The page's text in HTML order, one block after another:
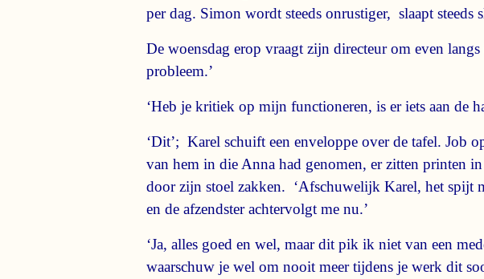
per dag. Simon wordt steeds onrustiger, slaapt
De woensdag erop vraagt zijn directeur om even
probleem.’
‘Heb je kritiek op mijn functioneren, is er iets aan de
‘Dit’; Karel schuift een enveloppe over de tafel. Job
van hem in die Anna had genomen, er zitten printen
door zijn stoel zakken. ‘Afschuwelijk Karel, het spijt
en de afzendster achtervolgt me nu.’
‘Ja, alles goed en wel, maar dit pik ik niet van een
waarschuw je wel om nooit meer tijdens je werk dit